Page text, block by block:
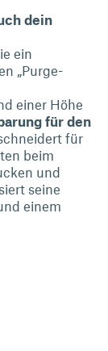
dein
ein
„Purge-
einer Höhe
für den
für
beim
und
seine
einem